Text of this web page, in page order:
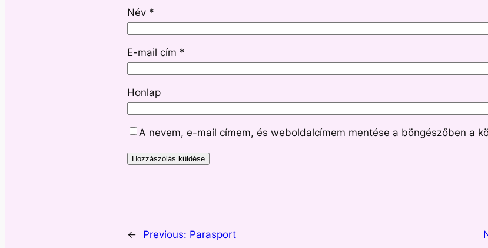
Név *
E-mail cím *
Honlap
A nevem, e-mail címem, és weboldalcímem mentése a böngészőben a
← Previous: Parasport